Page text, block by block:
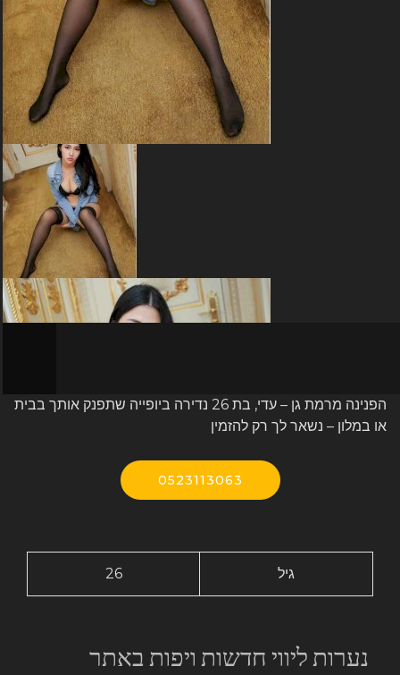
הפנינה מרמת גן – עדי, בת 26 נדירה ביופייה שתפנק אותך בבית
או במלון – נשאר לך רק להזמין
0523113063
26 גיל
נערות ליווי חדשות ויפות באתר